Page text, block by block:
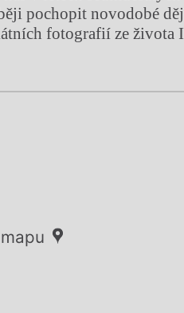
pochopit novodobé
fotografií ze života